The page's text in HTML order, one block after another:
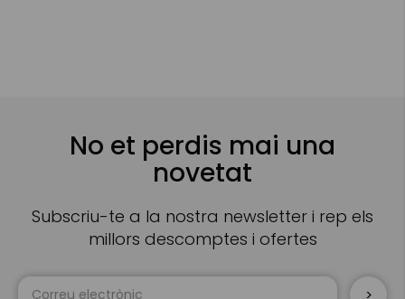
No et perdis mai una
novetat
Subscriu-te a la nostra newsletter i rep els
millors descomptes i ofertes